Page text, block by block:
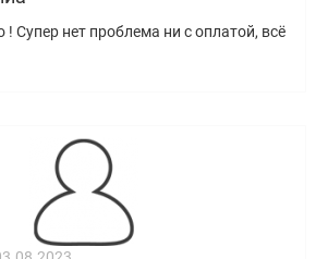
Супер нет проблема ни с оплатой, всё